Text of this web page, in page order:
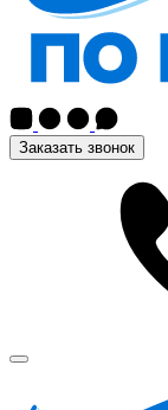
Заказать звонок